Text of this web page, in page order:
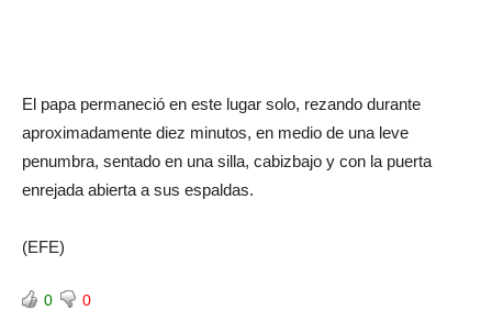
El papa permaneció en este lugar solo, rezando durante
aproximadamente diez minutos, en medio de una leve
penumbra, sentado en una silla, cabizbajo y con la puerta
enrejada abierta a sus espaldas.
(EFE)
0 0